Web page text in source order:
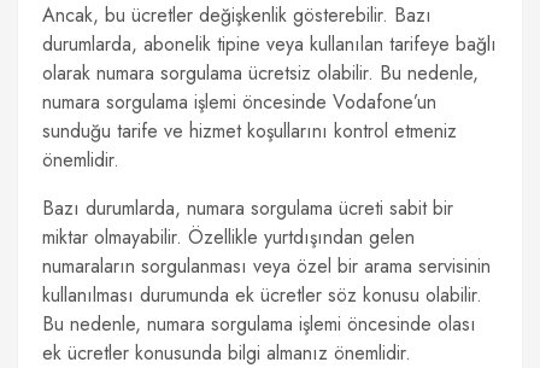
Ancak, bu ücretler değişkenlik gösterebilir. Bazı
durumlarda, abonelik tipine veya kullanılan tarifeye bağlı
olarak numara sorgulama ücretsiz olabilir. Bu nedenle,
numara sorgulama işlemi öncesinde Vodafone’un
sunduğu tarife ve hizmet koşullarını kontrol etmeniz
önemlidir.
Bazı durumlarda, numara sorgulama ücreti sabit bir
miktar olmayabilir. Özellikle yurtdışından gelen
numaraların sorgulanması veya özel bir arama servisinin
kullanılması durumunda ek ücretler söz konusu olabilir.
Bu nedenle, numara sorgulama işlemi öncesinde olası
ek ücretler konusunda bilgi almanız önemlidir.